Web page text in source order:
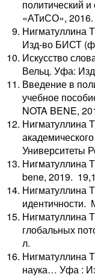
политический
«АТиСО», 2016.
Нигматуллина
Изд-во БИСТ
Искусство
Вельц. Уфа:
Введение в
учебное
NOTA BENE,
Нигматуллина
Университеты
Нигматуллина
bene, 2019.
Нигматуллина
идентичности.
Нигматуллина
глобальных
л.
Нигматуллина
наука… Уфа :